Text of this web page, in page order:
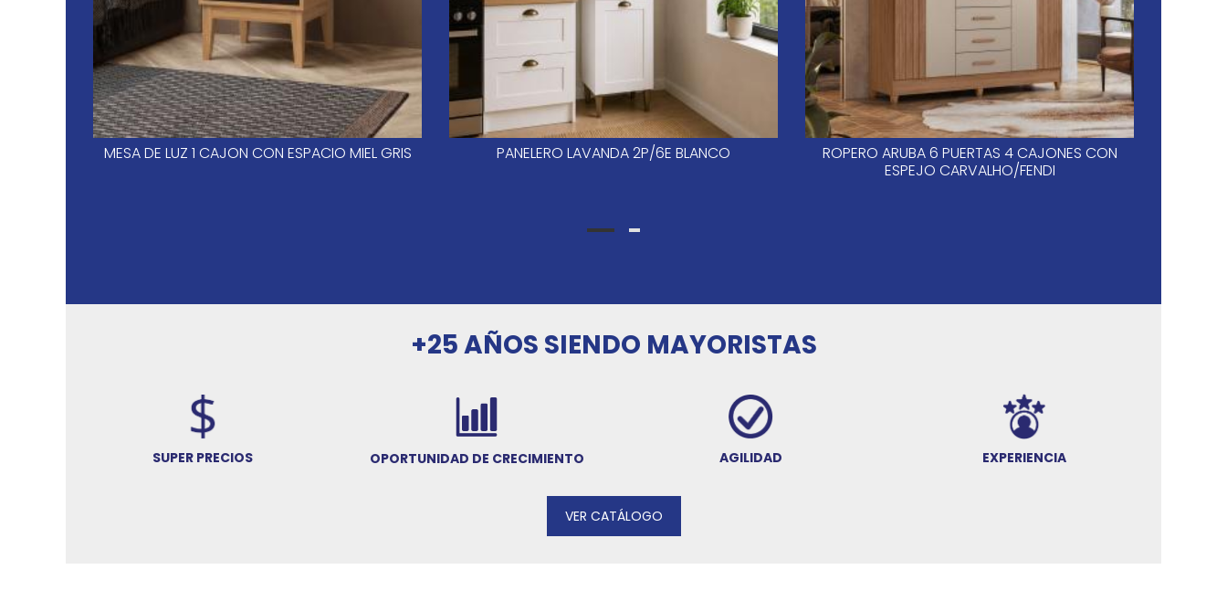
MESA DE LUZ 1 CAJON CON ESPACIO MIEL GRIS PANELERO LAVANDA 2P/6E BLANCO
ROPERO ARUBA 6 PUERTAS 4 CAJONES CON
ESPEJO CARVALHO/FENDI
+25 AÑOS SIENDO MAYORISTAS
SUPER PRECIOS OPORTUNIDAD DE CRECIMIENTO AGILIDAD EXPERIENCIA
VER CATÁLOGO